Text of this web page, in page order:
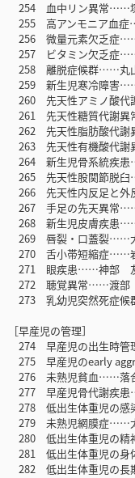
254 血中リン異常……
255 高アンモニア血
256 微量元素欠乏症
257 ビタミン欠乏症
258 離脱症候群……丸
259 新生児寒冷障
260 先天性アミノ酸
261 先天性糖質代謝
262 先天性脂肪酸代
263 先天性有機酸代
264 新生児骨系統
265 先天性股関節脱
266 先天性内反足と
267 手足の先天異
268 新生児皮膚疾患
269 唇裂・口蓋裂……
270 舌小帯短縮症
271 眼疾患……神部
272 聴覚異常……渡部
273 乳幼児突然死症
［早産児の管理］
274 早産児の出生
275 早産児のearly
276 未熟児貧血……落
277 早産児骨代謝疾
278 低出生体重児の
279 未熟児網膜症……
280 低出生体重児の
281 低出生体重児の
282 低出生体重児の